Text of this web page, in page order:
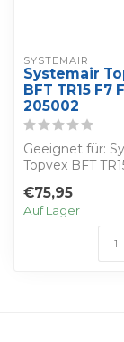
SYSTEMAIR
Systemair
BFT TR15 F7
205002
Geeignet für:
Topvex BFT
eigenen Rabatt -
€75,95
Auf Lager